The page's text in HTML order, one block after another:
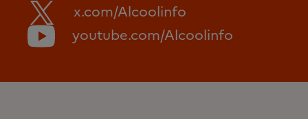
x.com/Alcoolinfo
youtube.com/Alcoolinfo